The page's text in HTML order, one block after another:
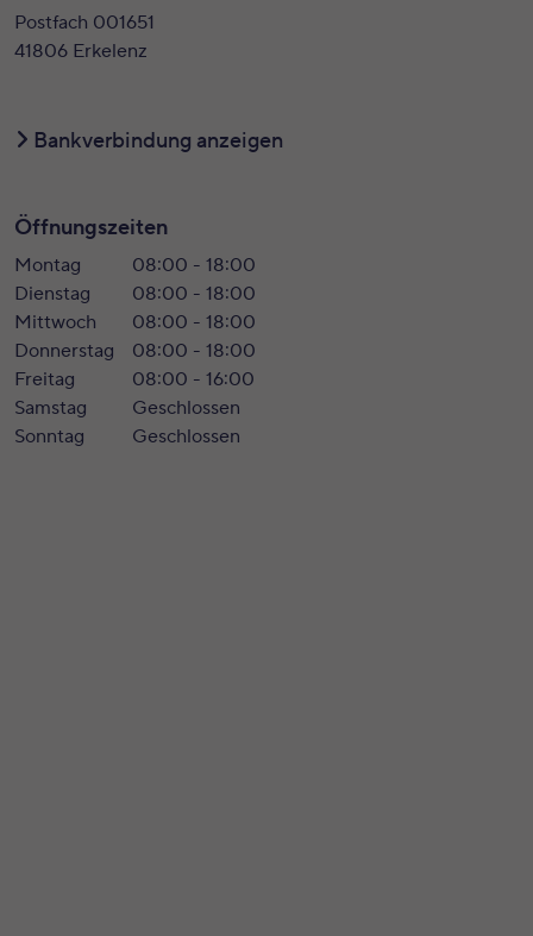
Postfach 001651
41806 Erkelenz
Bankverbindung anzeigen
Öffnungszeiten
Montag
08:00 - 18:00
Dienstag
08:00 - 18:00
Mittwoch
08:00 - 18:00
Donnerstag
08:00 - 18:00
Freitag
08:00 - 16:00
Samstag
Geschlossen
Sonntag
Geschlossen